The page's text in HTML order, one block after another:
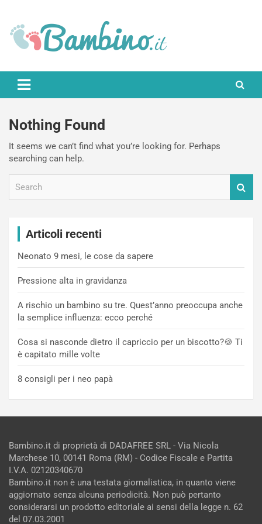
content
Bambino.it
Nothing Found
It seems we can’t find what you’re looking for. Perhaps
searching can help.
Articoli recenti
Neonato 9 mesi, le cose da sapere
Pressione alta in gravidanza
A rischio un bambino su tre. Quest’anno preoccupa anche
la semplice influenza: ecco perché
Cosa si nasconde dietro il capriccio per un biscotto?🍪 Ti
è capitato mille volte
8 consigli per i neo papà
Bambino.it di proprietà di DADAFREE SRL - Via Nicola
Marchese 10, 00141 Roma (RM) - Codice Fiscale e Partita
I.V.A. 02120340670
Bambino.it non è una testata giornalistica, in quanto viene
aggiornato senza alcuna periodicità. Non può pertanto
considerarsi un prodotto editoriale ai sensi della legge n. 62
del 07.03.2001